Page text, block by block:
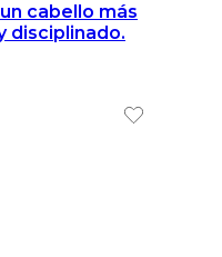
cabello más
disciplinado.